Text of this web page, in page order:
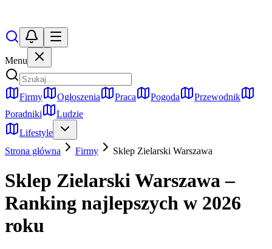
Menu
Firmy Ogłoszenia Praca Pogoda
Przewodnik
Poradniki
Ludzie
Lifestyle
Strona główna
Firmy Sklep Zielarski Warszawa
Sklep Zielarski Warszawa –
Ranking najlepszych w 2026
roku